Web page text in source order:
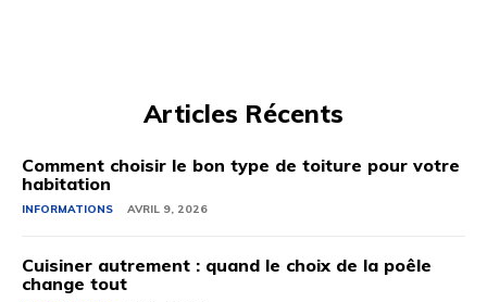
Articles Récents
Comment choisir le bon type de toiture pour votre
habitation
INFORMATIONS AVRIL 9, 2026
Cuisiner autrement : quand le choix de la poêle
change tout